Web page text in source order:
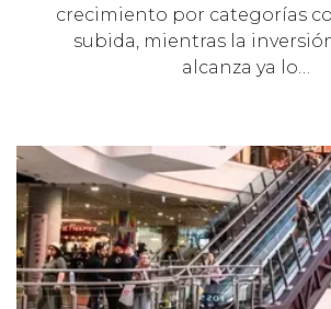
crecimiento por categorías
subida, mientras la
alcanza ya lo…